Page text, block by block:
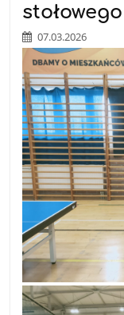
07.03.2026